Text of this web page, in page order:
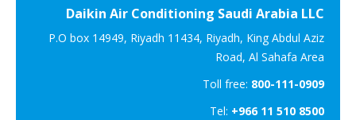
Daikin Air Conditioning Saudi Arabia LLC
P.O box 14949, Riyadh 11434, Riyadh, King Abdul Aziz
Road, Al Sahafa Area
Toll free:800-111-0909
Tel: +966 11 510 8500